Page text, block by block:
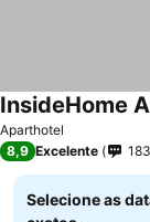
Aparthotel
InsideHome
8,9 Excelente 183
Selecione as